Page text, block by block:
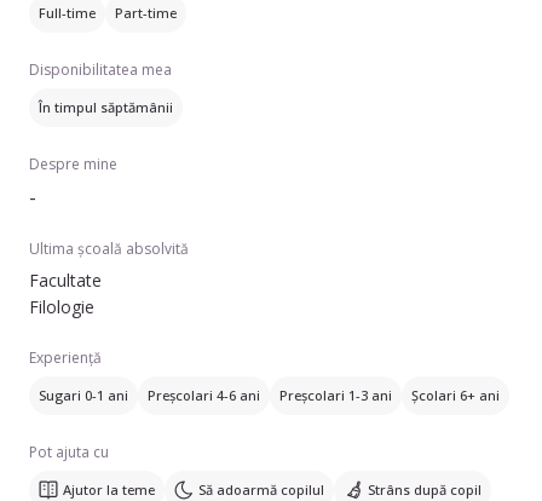
Full-time Part-time
Disponibilitatea mea
În timpul săptămânii
Despre mine
-
Ultima școală absolvită
Facultate
Filologie
Experiență
Sugari 0-1 ani Preșcolari 4-6 ani Preșcolari 1-3 ani Școlari 6+ ani
Pot ajuta cu
Ajutor la teme Să adoarmă copilul Strâns după copil